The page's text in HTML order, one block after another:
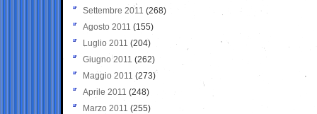
Settembre 2011 (268)
Agosto 2011 (155)
Luglio 2011 (204)
Giugno 2011 (262)
Maggio 2011 (273)
Aprile 2011 (248)
Marzo 2011 (255)